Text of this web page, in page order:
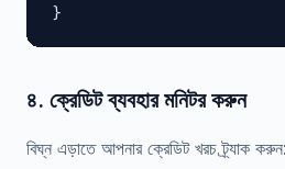
}
৪. ক্রেডিট ব্যবহার মনিটর করুন
বিঘ্ন এড়াতে আপনার ক্রেডিট খরচ ট্র্যাক করুন: